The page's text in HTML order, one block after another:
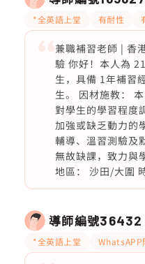
*全英語上堂 有耐性
兼職補習老師 | 香
驗 你好！本人為
生，具備 1年補習
生。 因材施教：
對學生的學習程度
加強或缺乏動力的
輔導、溫習測驗及
無故缺課，致力與
地區： 沙田/大圍
導師編號36432
*全英語上堂 WhatsAPP